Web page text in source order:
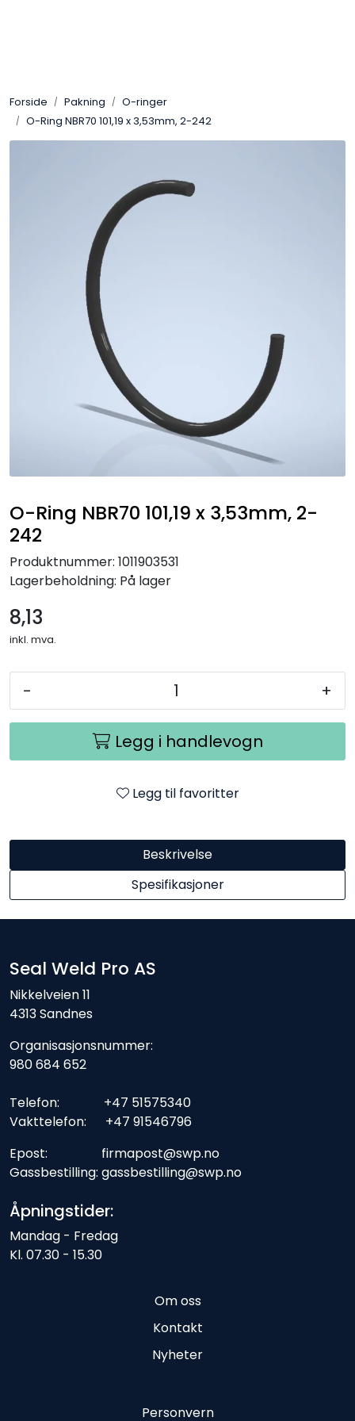
Forside Pakning
O-ringer
O-Ring NBR70 101,19 x 3,53mm, 2-242
O-Ring NBR70 101,19 x 3,53mm, 2-
242
Produktnummer: 1011903531
Lagerbeholdning: På lager
8,13
inkl. mva.
- +
Legg i handlevogn
Legg til favoritter
Beskrivelse
Spesifikasjoner
Seal Weld Pro AS
Nikkelveien 11
4313 Sandnes
Organisasjonsnummer:
980 684 652
Telefon: +47 51575340
Vakttelefon: +47 91546796
Epost: firmapost@swp.no
Gassbestilling: gassbestilling@swp.no
Åpningstider:
Mandag - Fredag
Kl. 07.30 - 15.30
Om oss
Kontakt
Nyheter
Personvern
Pakning
Slitasjeteknikk
Verneutstyr
Industriprodukter